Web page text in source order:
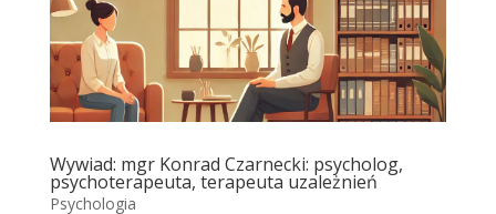
Wywiad: mgr Konrad Czarnecki: psycholog,
psychoterapeuta, terapeuta uzależnień
Psychologia